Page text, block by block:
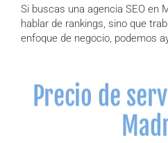
Si buscas una agencia SEO en
hablar de rankings, sino que
enfoque de negocio, podemos
Precio de